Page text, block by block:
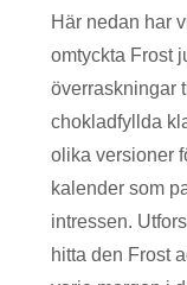
Här nedan har
omtyckta Frost
överraskningar
chokladfyllda
olika versioner
kalender som
intressen.
hitta den Frost